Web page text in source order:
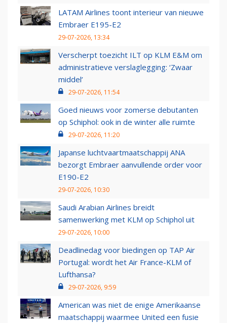
LATAM Airlines toont interieur van nieuwe
Embraer E195-E2
29-07-2026, 13:34
Verscherpt toezicht ILT op KLM E&M om
administratieve verslaglegging: ‘Zwaar
middel’
29-07-2026, 11:54
Goed nieuws voor zomerse debutanten
op Schiphol: ook in de winter alle ruimte
29-07-2026, 11:20
Japanse luchtvaartmaatschappij ANA
bezorgt Embraer aanvullende order voor
E190-E2
29-07-2026, 10:30
Saudi Arabian Airlines breidt
samenwerking met KLM op Schiphol uit
29-07-2026, 10:00
Deadlinedag voor biedingen op TAP Air
Portugal: wordt het Air France-KLM of
Lufthansa?
29-07-2026, 9:59
American was niet de enige Amerikaanse
maatschappij waarmee United een fusie